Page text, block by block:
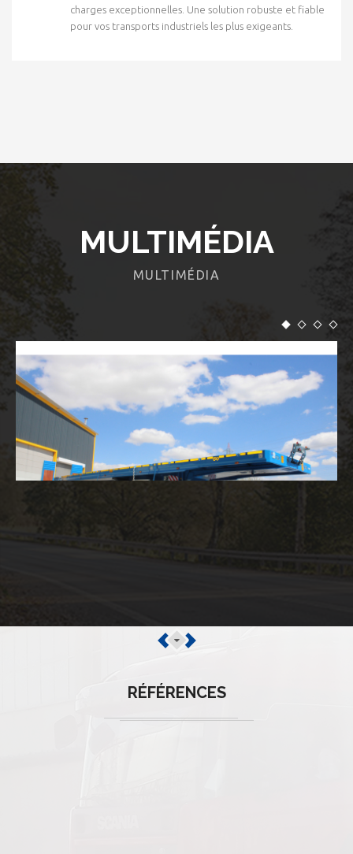
charges exceptionnelles. Une solution robuste et fiable
pour vos transports industriels les plus exigeants.
MULTIMÉDIA
MULTIMÉDIA
RÉFÉRENCES